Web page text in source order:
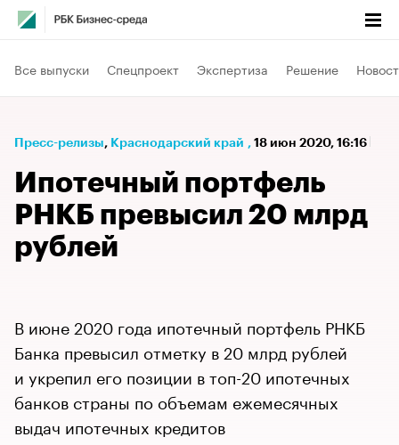
Все выпуски Спецпроект Экспертиза Решение
Пресс-релизы⁠, Краснодарский край , 18 июн 2020, 16:16
Ипотечный портфель
РНКБ превысил 20 млрд
рублей
В июне 2020 года ипотечный портфель РНКБ
Банка превысил отметку в 20 млрд рублей
и укрепил его позиции в топ-20 ипотечных
банков страны по объемам ежемесячных
выдач ипотечных кредитов